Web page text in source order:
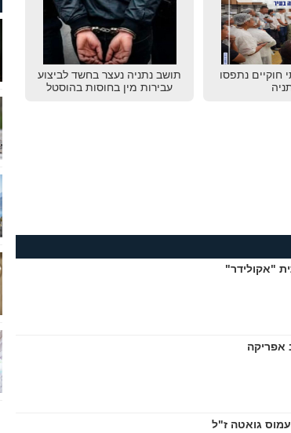
חוקיים נתפסו
תושב נתניה נעצר בחשד לביצוע
עבירות מין בחוסות בהוסטל
"אקולידר"
אפריקה
גואטה ז"ל